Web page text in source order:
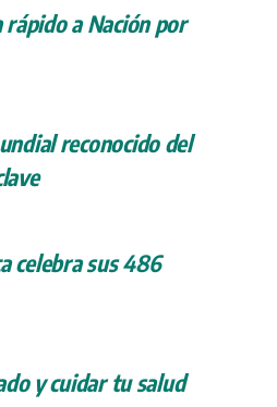
rápido a Nación por
reconocido del
celebra sus 486
y cuidar tu salud